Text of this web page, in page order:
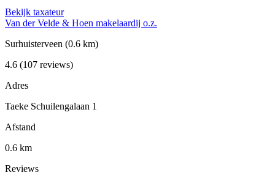
Bekijk taxateur
Van der Velde & Hoen makelaardij o.z.
Surhuisterveen (0.6 km)
4.6 (107 reviews)
Adres
Taeke Schuilengalaan 1
Afstand
0.6 km
Reviews